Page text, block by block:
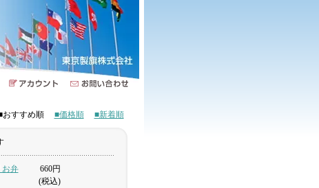
おすすめ順 ■価格順 ■新着順
お弁
660円
(税込)